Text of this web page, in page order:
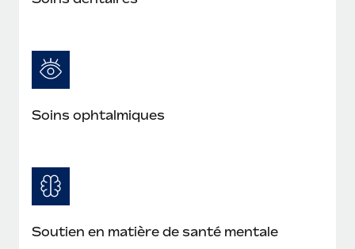
Soins ophtalmiques
Soutien en matière de santé mentale